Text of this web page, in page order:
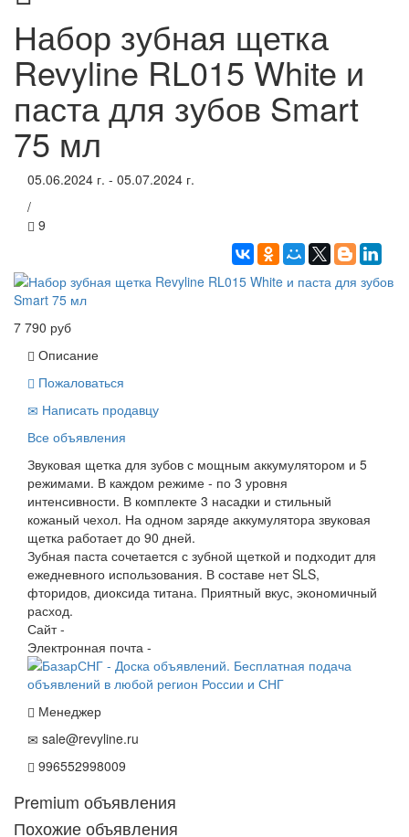
Набор зубная щетка
Revyline RL015 White и
паста для зубов Smart
75 мл
05.06.2024 г. - 05.07.2024 г.
/
9
7 790 руб
Описание
Пожаловаться
Написать продавцу
Все объявления
Звуковая щетка для зубов с мощным аккумулятором и 5
режимами. В каждом режиме - по 3 уровня
интенсивности. В комплекте 3 насадки и стильный
кожаный чехол. На одном заряде аккумулятора звуковая
щетка работает до 90 дней.
Зубная паста сочетается с зубной щеткой и подходит для
ежедневного использования. В составе нет SLS,
фторидов, диоксида титана. Приятный вкус, экономичный
расход.
Сайт -
Электронная почта -
Менеджер
sale@revyline.ru
996552998009
Premium объявления
Похожие объявления